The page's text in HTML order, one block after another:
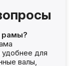
рамы?
для
валы,